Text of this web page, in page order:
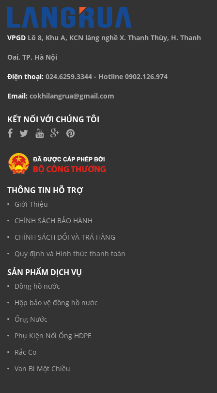
VPGD Lô 8, Khu A, KCN làng nghề X. Thanh Thùy, H. Thanh
Oai, TP. Hà Nội
Điện thoại: 024.6259.3344 - Hotline 0902.126.974
Email: cokhilangrua@gmail.com
KẾT NỐI VỚI CHÚNG TÔI
THÔNG TIN HỖ TRỢ
Giới Thiệu
CHÍNH SÁCH BẢO HÀNH
CHÍNH SÁCH ĐỔI VÀ TRẢ HÀNG
Quy định và Hình thức thanh toán
SẢN PHẨM DỊCH VỤ
Đồng hồ nước
Hộp bảo vệ đồng hồ nước
Ống Nước
Phụ Kiện Nối Ống HDPE
Rắc Co
Van Bi Một Chiều